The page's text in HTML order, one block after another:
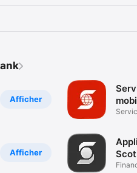
Afficher
Afficher